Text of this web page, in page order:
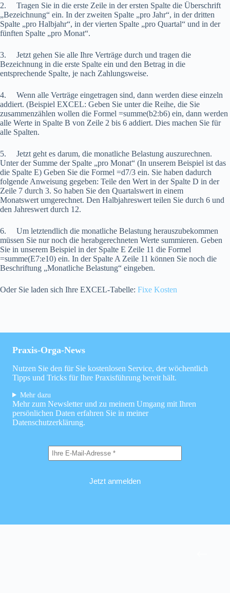
2. Tragen Sie in die erste Zeile in der ersten Spalte die Überschrift
„Bezeichnung“ ein. In der zweiten Spalte „pro Jahr“, in der dritten
Spalte „pro Halbjahr“, in der vierten Spalte „pro Quartal“ und in der
fünften Spalte „pro Monat“.
3. Jetzt gehen Sie alle Ihre Verträge durch und tragen die
Bezeichnung in die erste Spalte ein und den Betrag in die
entsprechende Spalte, je nach Zahlungsweise.
4. Wenn alle Verträge eingetragen sind, dann werden diese einzeln
addiert. (Beispiel EXCEL: Geben Sie unter die Reihe, die Sie
zusammenzählen wollen die Formel =summe(b2:b6) ein, dann werden
alle Werte in Spalte B von Zeile 2 bis 6 addiert. Dies machen Sie für
alle Spalten.
5. Jetzt geht es darum, die monatliche Belastung auszurechnen.
Unter der Summe der Spalte „pro Monat“ (In unserem Beispiel ist das
die Spalte E) Geben Sie die Formel =d7/3 ein. Sie haben dadurch
folgende Anweisung gegeben: Teile den Wert in der Spalte D in der
Zeile 7 durch 3. So haben Sie den Quartalswert in einem
Monatswert umgerechnet. Den Halbjahreswert teilen Sie durch 6 und
den Jahreswert durch 12.
6. Um letztendlich die monatliche Belastung herauszubekommen
müssen Sie nur noch die herabgerechneten Werte summieren. Geben
Sie in unserem Beispiel in der Spalte E Zeile 11 die Formel
=summe(E7:e10) ein. In der Spalte A Zeile 11 können Sie noch die
Beschriftung „Monatliche Belastung“ eingeben.
Oder Sie laden sich Ihre EXCEL-Tabelle: Fixe Kosten
Praxis-Orga-News
Nutzen Sie den für Sie kostenlosen Service, der wöchentlich
Tipps und Tricks für Ihre Praxisführung bereit hält.
Mehr dazu
Mehr zum Newsletter und zu meinem Umgang mit Ihren
persönlichen Daten erfahren Sie in meiner
Datenschutzerklärung.